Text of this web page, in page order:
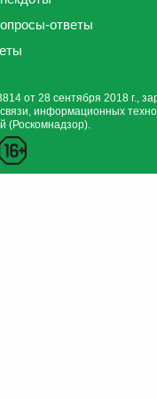
ответы
от 28 сентября 2018 г.,
информационных
(Роскомнадзор).